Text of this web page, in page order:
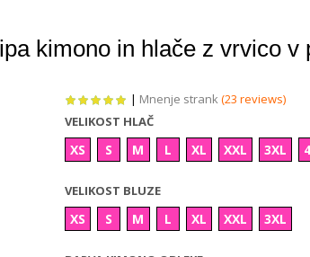
kimono in hlače z vrvico v
| Mnenje strank(23 reviews)
VELIKOST HLAČ
XS S M L XL XXL 3XL
VELIKOST BLUZE
XS S M L XL XXL 3XL